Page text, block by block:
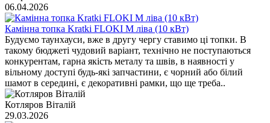
06.04.2026
Камінна топка Kratki FLOKI M ліва (10 кВт)
Будуємо таунхауси, вже в другу чергу ставимо ці топки. В
такому бюджеті чудовий варіант, технічно не поступаються
конкурентам, гарна якість металу та швів, в наявності у
вільному доступі будь-які запчастини, є чорний або білий
шамот в середині, є декоративні рамки, що ще треба..
Котляров Віталій
29.03.2026